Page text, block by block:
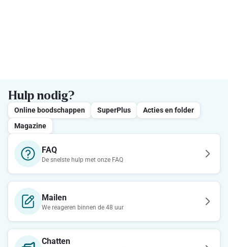
Hulp nodig?
Online boodschappen SuperPlus
Acties en folder
Magazine
FAQ
De snelste hulp met onze FAQ
Mailen
We reageren binnen de 48 uur
Chatten